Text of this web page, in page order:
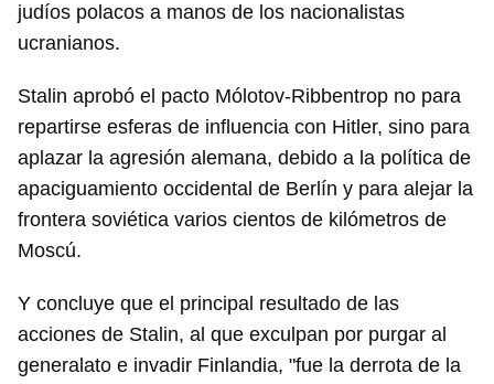
judíos polacos a manos de los nacionalistas
ucranianos.
Stalin aprobó el pacto Mólotov-Ribbentrop no para
repartirse esferas de influencia con Hitler, sino para
aplazar la agresión alemana, debido a la política de
apaciguamiento occidental de Berlín y para alejar la
frontera soviética varios cientos de kilómetros de
Moscú.
Y concluye que el principal resultado de las
acciones de Stalin, al que exculpan por purgar al
generalato e invadir Finlandia, "fue la derrota de la